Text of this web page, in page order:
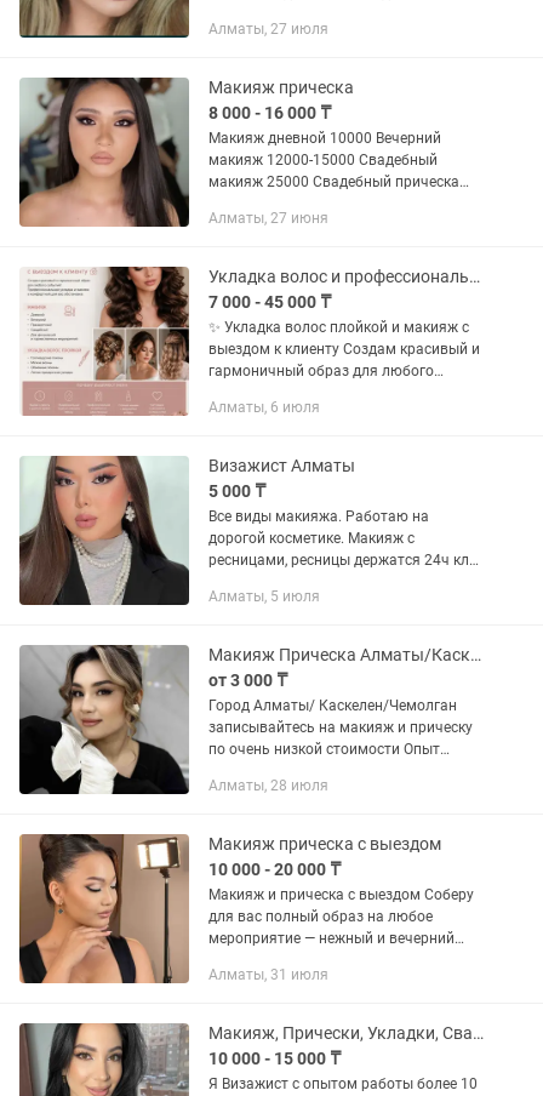
Мастер со стажем более 15 лет. Выезд
Алматы, 27 июля
Макияж прическа
8 000 - 16 000 ₸
Макияж дневной 10000 Вечерний
макияж 12000-15000 Свадебный
макияж 25000 Свадебный прическа
Прическа 7000-16000 Выезд 10000
Алматы, 27 июня
Укладка волос и профессиональный макияж с выездом к клиенту
7 000 - 45 000 ₸
✨ Укладка волос плойкой и макияж с
выездом к клиенту Создам красивый и
гармоничный образ для любого
волос и макияж с выездом на дом —
Алматы, 6 июля
Визажист Алматы
5 000 ₸
Все виды макияжа. Работаю на
дорогой косметике. Макияж с
ресницами, ресницы держатся 24ч клей
делаю укладки и локоны от 2000т
Алматы, 5 июля
Макияж Прическа Алматы/Каскелен/Чемолган
от 3 000 ₸
Город Алматы/ Каскелен/Чемолган
записывайтесь на макияж и прическу
по очень низкой стоимости Опыт
10000тг Макияж и локоны 12.000тг
Алматы, 28 июля
Макияж прическа с выездом
10 000 - 20 000 ₸
Макияж и прическа с выездом Соберу
для вас полный образ на любое
мероприятие — нежный и вечерний
укладки — выезд в удобное для вас
Алматы, 31 июля
Макияж, Прически, Укладки, Свадебный макияж
10 000 - 15 000 ₸
Я Визажист с опытом работы более 10